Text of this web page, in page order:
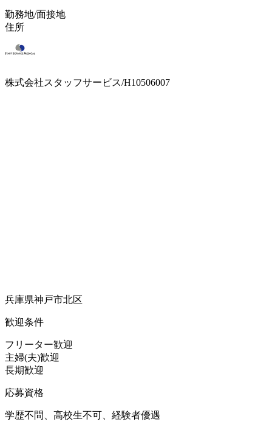
勤務地/面接地
住所
株式会社スタッフサービス/H10506007
兵庫県神戸市北区
歓迎条件
フリーター歓迎
主婦(夫)歓迎
長期歓迎
応募資格
学歴不問、高校生不可、経験者優遇